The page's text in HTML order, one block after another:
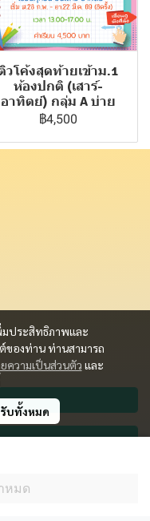
วโค้งสุดท้ายเข้าม.1
ห้องปกติ (เสาร์-
อาทิตย์) กลุ่ม A บ่าย
฿4,500
หมด
มประสิทธิภาพและ
ของท่าน ท่านสามารถ
ความเป็นส่วนตัว และ
บทั้งหมด